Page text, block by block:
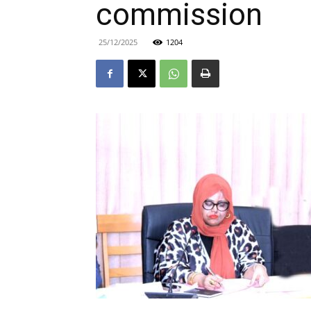
commission
25/12/2025 1204